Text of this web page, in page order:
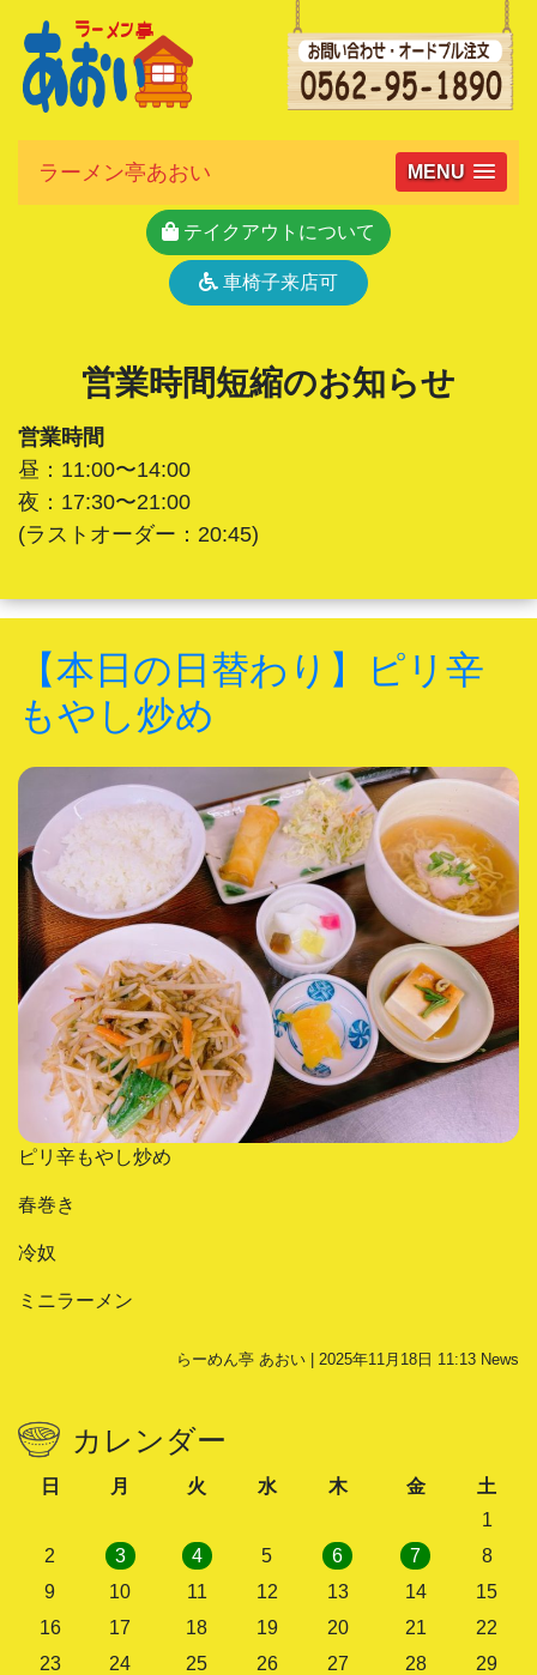
ラーメン亭あおい MENU
テイクアウトについて
車椅子来店可
営業時間短縮のお知らせ
営業時間
昼：11:00〜14:00
夜：17:30〜21:00
(ラストオーダー：20:45)
【本日の日替わり】ピリ辛
もやし炒め
ピリ辛もやし炒め
春巻き
冷奴
ミニラーメン
らーめん亭 あおい | 2025年11月18日 11:13 News
カレンダー
日 月 火 水 木 金
土
1
2
3 4 5 6 7
8
9
10 11 12 13 14
15
16
17 18 19 20 21
22
23
24 25 26 27 28
29